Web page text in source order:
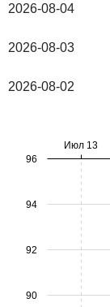
2026-08-04
2026-08-03
2026-08-02
Июл 13
90
92
94
96